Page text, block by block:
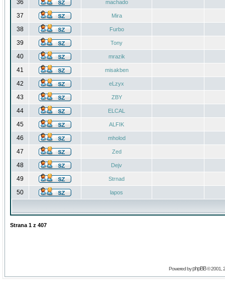
36 machado
37 Mira
38 Furbo
39 Tony
40 mrazik
41 misakben
42 eLzyx
43 ZBY
44 ELCAL
45 ALFIK
46 mholod
47 Zed
48 Dejv
49 Strnad
50 lapos
Strana 1 z 407
Powered byphpBB© 2001,